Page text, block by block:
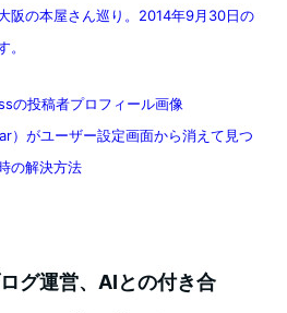
阪の本屋さん巡り。2014年9月30日の
。
の投稿者プロフィール画像
）がユーザー設定画面から消えて見つ
の解決方法
グ運営、AIとの付き合